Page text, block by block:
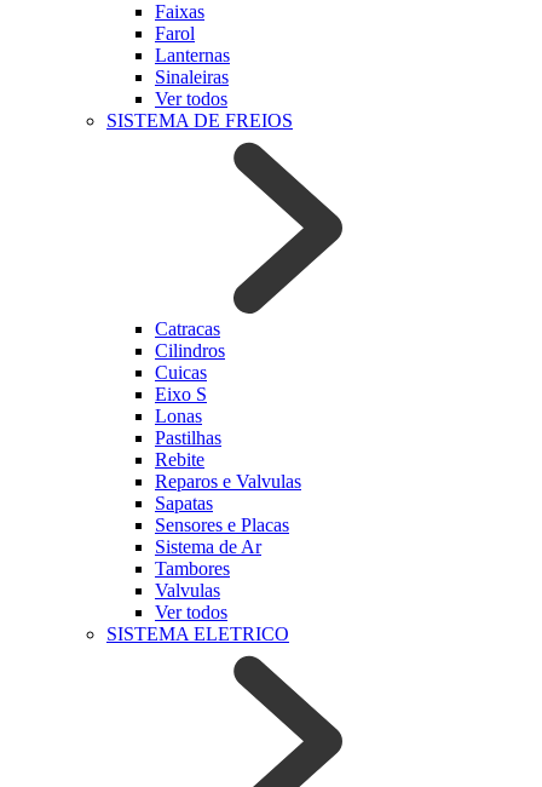
Faixas
Farol
Lanternas
Sinaleiras
Ver todos
SISTEMA DE FREIOS
Catracas
Cilindros
Cuicas
Eixo S
Lonas
Pastilhas
Rebite
Reparos e Valvulas
Sapatas
Sensores e Placas
Sistema de Ar
Tambores
Valvulas
Ver todos
SISTEMA ELETRICO